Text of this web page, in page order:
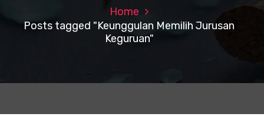
Home
Posts tagged "Keunggulan Memilih Jurusan
Keguruan"